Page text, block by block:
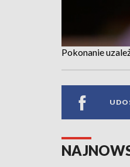
Pokonanie